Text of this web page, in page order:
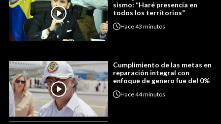
sismo: “Haré presencia en
todos los territorios”
Hace43 minutos
Cumplimiento de las metas en
reparación integral con
enfoque de genero fue del 0%
Hace44 minutos